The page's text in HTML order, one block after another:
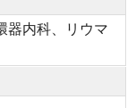
器内科、リウマ